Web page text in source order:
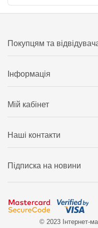
Покупцям та
Інформація
Мій кабінет
Наші контакти
Підписка на новини
© 2023 Інтернет-